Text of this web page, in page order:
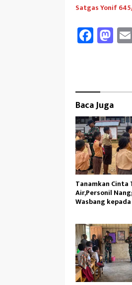
Satgas Yonif
Fa
ce
k
M
as
o
n
Baca Juga
Tanamkan Cinta
Air,Personil
Wasbang kepada